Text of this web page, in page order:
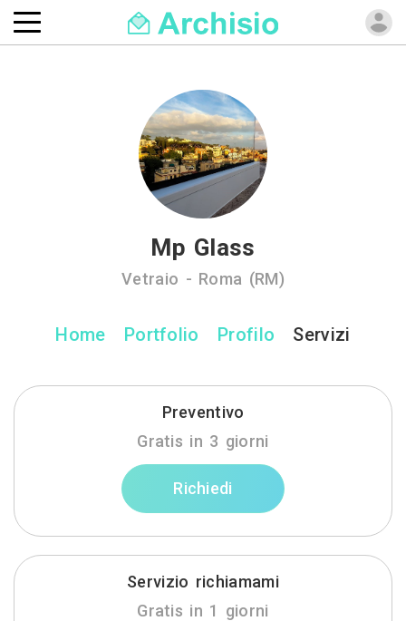
Mp Glass
Vetraio - Roma (RM)
Home Portfolio Profilo Servizi
Preventivo
Gratis in 3 giorni
Richiedi
Servizio richiamami
Gratis in 1 giorni